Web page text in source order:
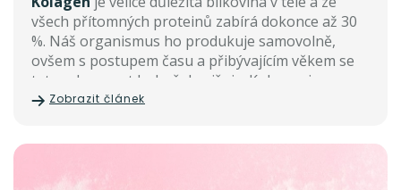
všech přítomných proteinů zabírá dokonce až 30
%. Náš organismus ho produkuje samovolně,
ovšem s postupem času a přibývajícím věkem se
tato schopnost bohužel snižuje. Kolagen je
mimobuněčná bílkovina, která je ve vodě
všech pojivových tkání, nachází se napříč celým
stabilitu tkáně.
Zobrazit článek